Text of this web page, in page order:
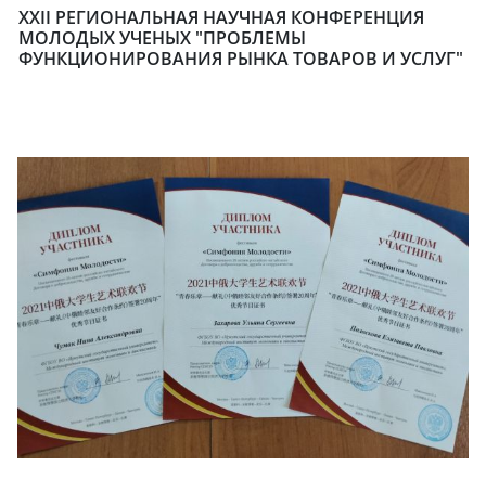
XXII РЕГИОНАЛЬНАЯ НАУЧНАЯ КОНФЕРЕНЦИЯ
МОЛОДЫХ УЧЕНЫХ "ПРОБЛЕМЫ
ФУНКЦИОНИРОВАНИЯ РЫНКА ТОВАРОВ И УСЛУГ"